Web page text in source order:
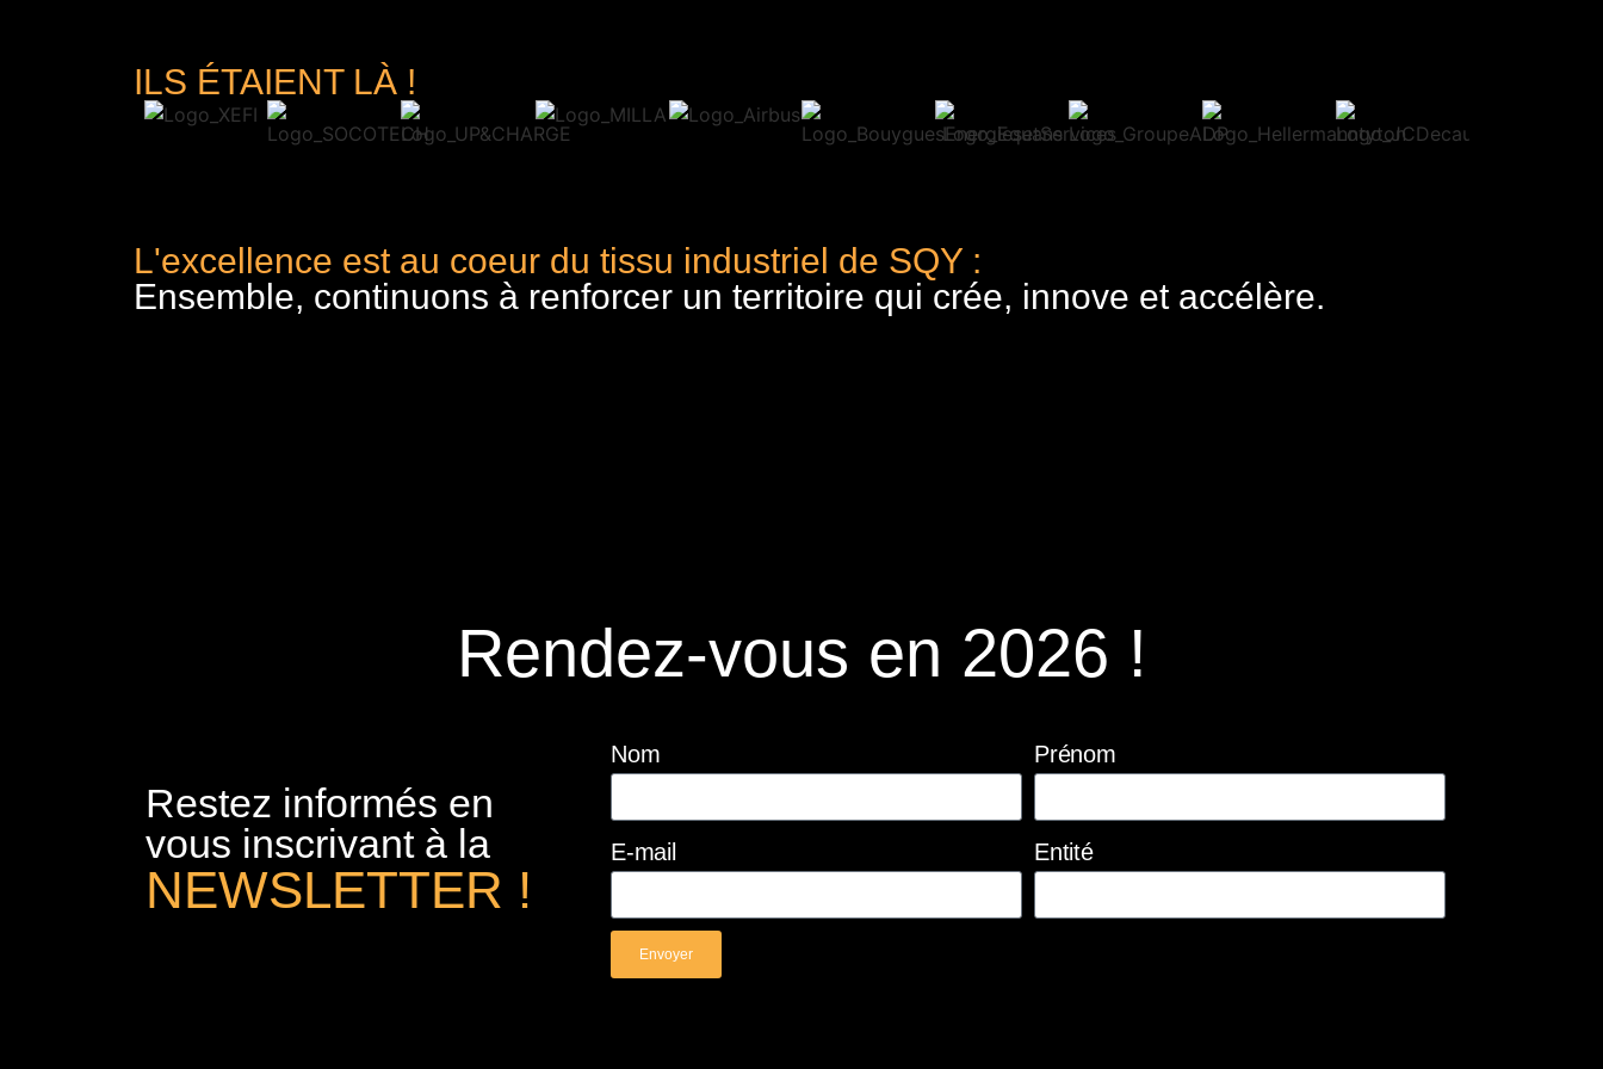
ILS ÉTAIENT LÀ !
L'excellence est au coeur du tissu industriel de SQY :
Ensemble, continuons à renforcer un territoire qui crée, innove et accélère.
Rendez-vous en 2026 !
Restez informés en
vous inscrivant à la
NEWSLETTER !
Nom Prénom
E-mail Entité
Envoyer